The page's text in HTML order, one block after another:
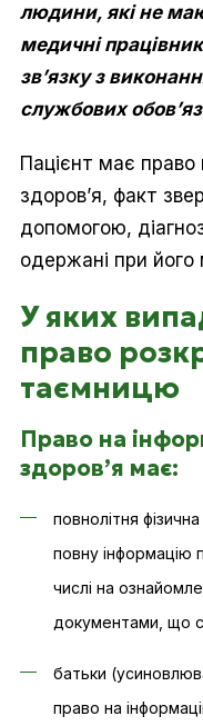
людини, які не
медичні
зв’язку з
службових
Пацієнт має
здоров’я, факт
допомогою,
одержані при
У яких
право
таємницю
Право на
здоров’я має:
повнолітня
повну інформацію
числі на
документами, що
батьки
право на